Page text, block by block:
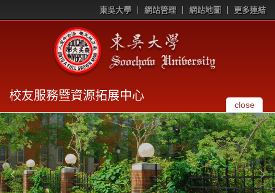
東吳大學 網站管理 網站地圖 更多連結
校友服務暨資源拓展中心
close